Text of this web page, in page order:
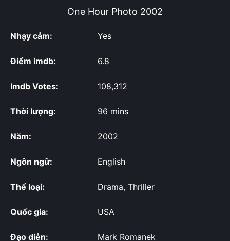
One Hour Photo 2002
Nhạy cảm: Yes
Điểm imdb: 6.8
Imdb Votes: 108,312
Thời lượng: 96 mins
Năm: 2002
Ngôn ngữ: English
Thể loại: Drama, Thriller
Quốc gia: USA
Đạo diễn: Mark Romanek